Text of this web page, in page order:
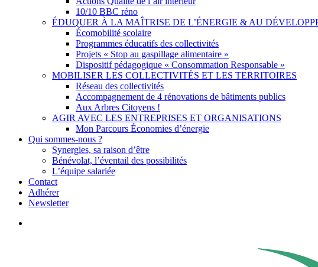
10/10 BBC réno
ÉDUQUER À LA MAÎTRISE DE L’ÉNERGIE & AU
Écomobilité scolaire
Programmes éducatifs des collectivités
Projets « Stop au gaspillage alimentaire »
Dispositif pédagogique « Consommation Responsable »
MOBILISER LES COLLECTIVITÉS ET LES TERRITOIRES
Réseau des collectivités
Accompagnement de 4 rénovations de bâtiments publics
Aux Arbres Citoyens !
AGIR AVEC LES ENTREPRISES ET ORGANISATIONS
Mon Parcours Économies d’énergie
Qui sommes-nous ?
Synergies, sa raison d’être
Bénévolat, l’éventail des possibilités
L’équipe salariée
Contact
Adhérer
Newsletter